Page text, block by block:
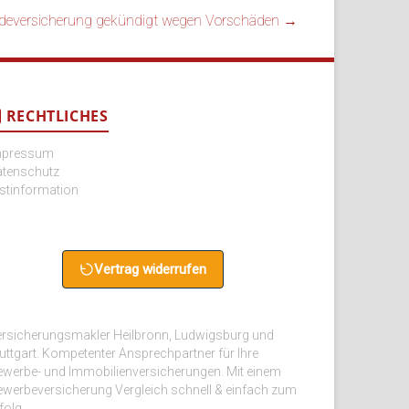
gekündigt wegen Vorschäden →
RECHTLICHES
Vertrag widerrufen
Heilbronn, Ludwigsburg und
Kompetenter Ansprechpartner für Ihre
und Immobilienversicherungen. Mit einem
Vergleich schnell & einfach zum